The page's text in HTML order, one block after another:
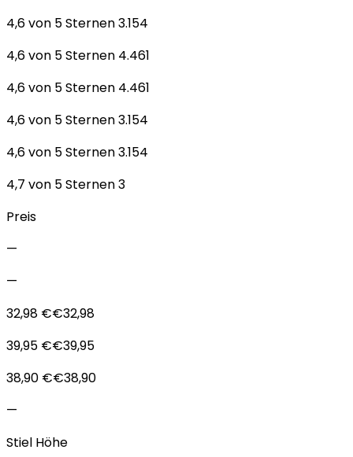
4,6 von 5 Sternen 3.154
4,6 von 5 Sternen 4.461
4,6 von 5 Sternen 4.461
4,6 von 5 Sternen 3.154
4,6 von 5 Sternen 3.154
4,7 von 5 Sternen 3
Preis
—
—
32,98 €€32,98
39,95 €€39,95
38,90 €€38,90
—
Stiel Höhe